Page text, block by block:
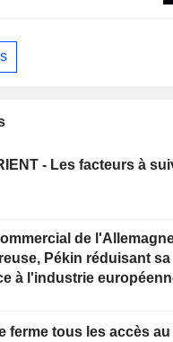
- Les facteurs à
de
Pékin réduisant sa
à l'industrie
ferme tous les accès